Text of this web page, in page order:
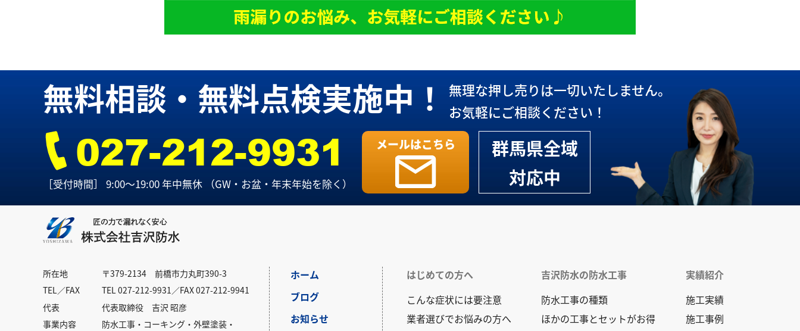
無料相談・無料点検実施中！
027-212-9931
［受付時間］ 9:00～19:00 年中無休 （GW・お盆・年末年始を除く）
群馬県全域
対応中
所在地
〒379-2134 前橋市力丸町390-3
TEL／FAX
TEL 027-212-9931／FAX 027-212-9941
代表
代表取締役 吉沢 昭彦
事業内容
防水工事・コーキング・外壁塗装・
ホーム
ブログ
お知らせ
はじめての方へ
こんな症状には要注意
業者選びでお悩みの方へ
吉沢防水の防水工事
防水工事の種類
ほかの工事とセットがお得
実績紹介
施工実績
施工事例